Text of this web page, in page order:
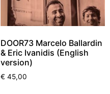
DOOR73 Marcelo Ballardin
& Eric Ivanidis (English
version)
€ 45,00